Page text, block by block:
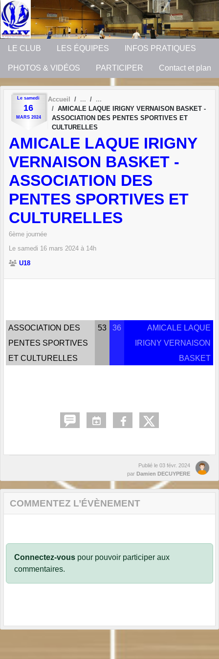
LE CLUB LES ÉQUIPES INFOS PRATIQUES
PHOTOS & VIDÉOS PARTICIPER Contact et plan
Le samedi
16
MARS 2024
Accueil
AMICALE LAQUE IRIGNY VERNAISON BASKET -
ASSOCIATION DES PENTES SPORTIVES ET
CULTURELLES
AMICALE LAQUE IRIGNY
VERNAISON BASKET -
ASSOCIATION DES
PENTES SPORTIVES ET
CULTURELLES
6ème journée
Le samedi 16 mars 2024 à 14h
U18
ASSOCIATION DES
PENTES SPORTIVES
ET CULTURELLES
53 36
AMICALE LAQUE
IRIGNY VERNAISON
BASKET
Publié le 03 févr. 2024
par Damien DECUYPERE
COMMENTEZ L’ÉVÈNEMENT
Connectez-vous pour pouvoir participer aux
commentaires.
Panneau de gestion des cookies